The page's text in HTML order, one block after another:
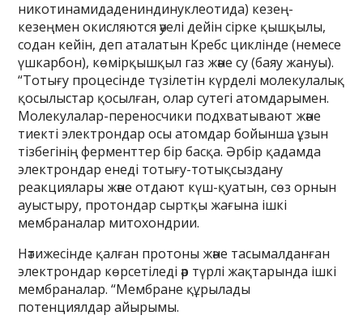
никотинамидадениндинуклеотида) кезең-
кезеңмен окисляются әуелі дейін сірке қышқылы,
содан кейін, деп аталатын Кребс циклінде (немесе
үшкарбон), көмірқышқыл газ және су (баяу жануы).
“Тотығу процесінде түзілетін күрделі молекулалық
қосылыстар қосылған, олар сутегі атомдарымен.
Молекулалар-переносчики подхватывают және
тиекті электрондар осы атомдар бойынша ұзын
тізбегінің ферменттер бір басқа. Әрбір қадамда
электрондар енеді тотығу-тотықсыздану
реакциялары және отдают күш-қуатын, сөз орнын
ауыстыру, протондар сыртқы жағына ішкі
мембраналар митохондрии.
Нәтижесінде қалған протоны және тасымалданған
электрондар көрсетіледі әр түрлі жақтарында ішкі
мембраналар. “Мембране құрылады
потенциялдар айырымы.